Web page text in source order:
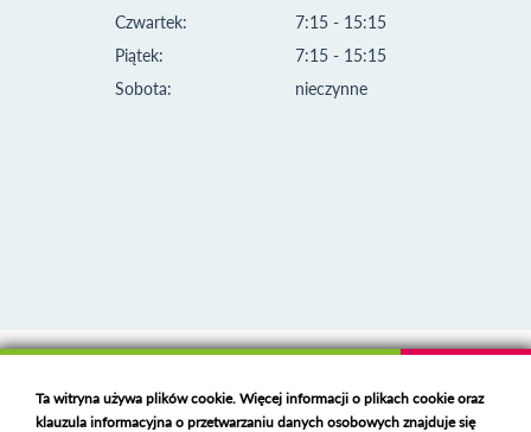
Czwartek:
Piątek:
Sobota:
7:15 - 15:15
7:15 - 15:15
nieczynne
Deklaracja dostępności
Ta witryna używa plików cookie. Więcej informacji o plikach cookie oraz
klauzula informacyjna o przetwarzaniu danych osobowych znajduje się